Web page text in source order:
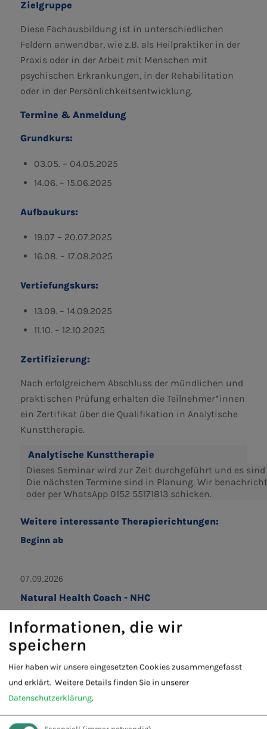
Zielgruppe
Diese Fachausbildung ist in unterschiedlichen
Feldern anwendbar, wie z.B. als Heilpraktiker in der
Praxis oder in der Arbeit mit Menschen mit
psychischen Erkrankungen, in der Rehabilitation
oder in der Persönlichkeitsentwicklung.
Termine & Anmeldung
Grundkurs:
03.05. – 04.05.2025
14.06. – 15.06.2025
Aufbaukurs:
19.07 – 20.07.2025
16.08. – 17.08.2025
Vertiefungskurs:
13.09. – 14.09.2025
11.10. – 12.10.2025
Zertifizierung:
Nach erfolgreichem Abschluss der mündlichen und
praktischen Prüfung erhalten die Teilnehmer*innen
ein Zertifikat über die Qualifikation in Analytische
Kunsttherapie.
Analytische Kunsttherapie
Dieses Seminar wird zur Zeit durchgeführt und es sind
Die nächsten Termine sind in Planung. Wir
oder per WhatsApp 0152 55171813 schicken.
Weitere interessante Therapierichtungen:
Beginn ab
07.09.2026
Natural Health Coach - NHC
Heilpratiker/In für Psychotherapie ?
Psychologischer Berater (kleiner Heilpraktiker)
- Psychotherapie
08.09.2026
Heilpraktiker für Psychotherapie - HP
Informationen, die wir
speichern
Hier haben wir unsere eingesetzten Cookies zusammengefasst
und erklärt. Weitere Details finden Sie in unserer
Datenschutzerklärung.